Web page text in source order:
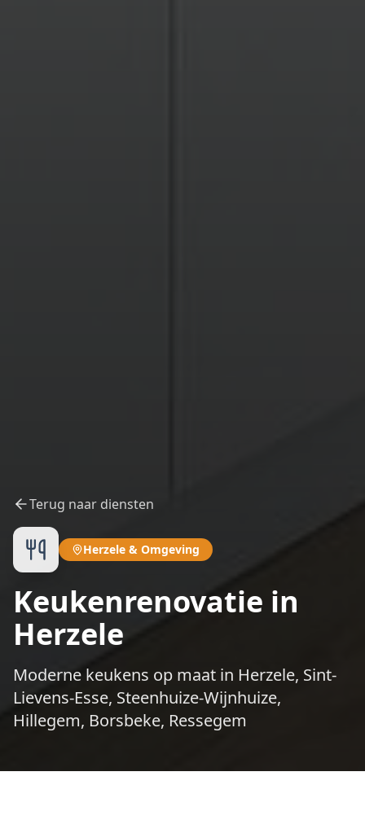
Terug naar diensten
Herzele & Omgeving
Keukenrenovatie in
Herzele
Moderne keukens op maat in Herzele, Sint-
Lievens-Esse, Steenhuize-Wijnhuize,
Hillegem, Borsbeke, Ressegem